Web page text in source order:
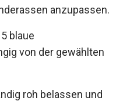
anzupassen.
blaue
von der gewählten
roh belassen und